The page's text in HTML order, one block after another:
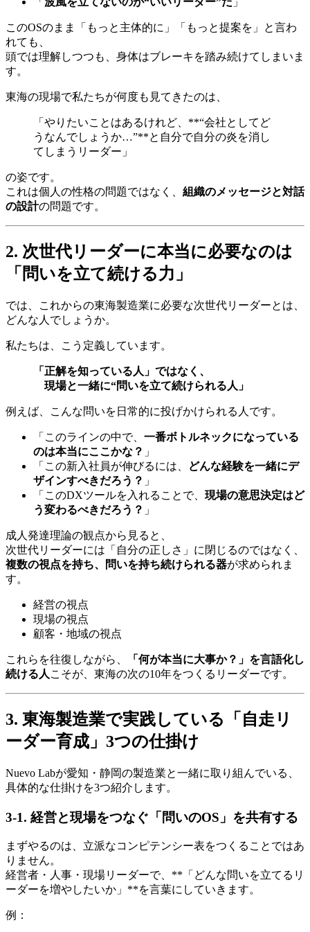
このOSのまま「もっと主体的に」「もっと提案を」と言わ
れても、
頭では理解しつつも、身体はブレーキを踏み続けてしまいま
す。
東海の現場で私たちが何度も見てきたのは、
「やりたいことはあるけれど、**“会社としてど
うなんでしょうか…”**と自分で自分の炎を消し
てしまうリーダー」
の姿です。
これは個人の性格の問題ではなく、 組織のメッセージと対話
の設計の問題です。
2. 次世代リーダーに本当に必要なのは
「問いを立て続ける力」
では、これからの東海製造業に必要な次世代リーダーとは、
どんな人でしょうか。
私たちは、こう定義しています。
「正解を知っている人」ではなく、
現場と一緒に“問いを立て続けられる人」
例えば、こんな問いを日常的に投げかけられる人です。
「このラインの中で、 一番ボトルネックになっている
のは本当にここかな？ 」
「この新入社員が伸びるには、
どんな経験を一緒にデ
ザインすべきだろう？ 」
「このDXツールを入れることで、 現場の意思決定はど
う変わるべきだろう？ 」
成人発達理論の観点から見ると、
次世代リーダーには「自分の正しさ」に閉じるのではなく、
複数の視点を持ち、問いを持ち続けられる器が求められま
す。
経営の視点
現場の視点
顧客・地域の視点
これらを往復しながら、
「何が本当に大事か？」を言語化し
続ける人 こそが、東海の次の10年をつくるリーダーです。
3. 東海製造業で実践している「自走リ
ーダー育成」3つの仕掛け
Nuevo Labが愛知・静岡の製造業と一緒に取り組んでいる、
具体的な仕掛けを3つ紹介します。
3-1. 経営と現場をつなぐ「問いのOS」を共有する
まずやるのは、立派なコンピテンシー表をつくることではあ
りません。
経営者・人事・現場リーダーで、**「どんな問いを立てるリ
ーダーを増やしたいか」**を言葉にしていきます。
例：